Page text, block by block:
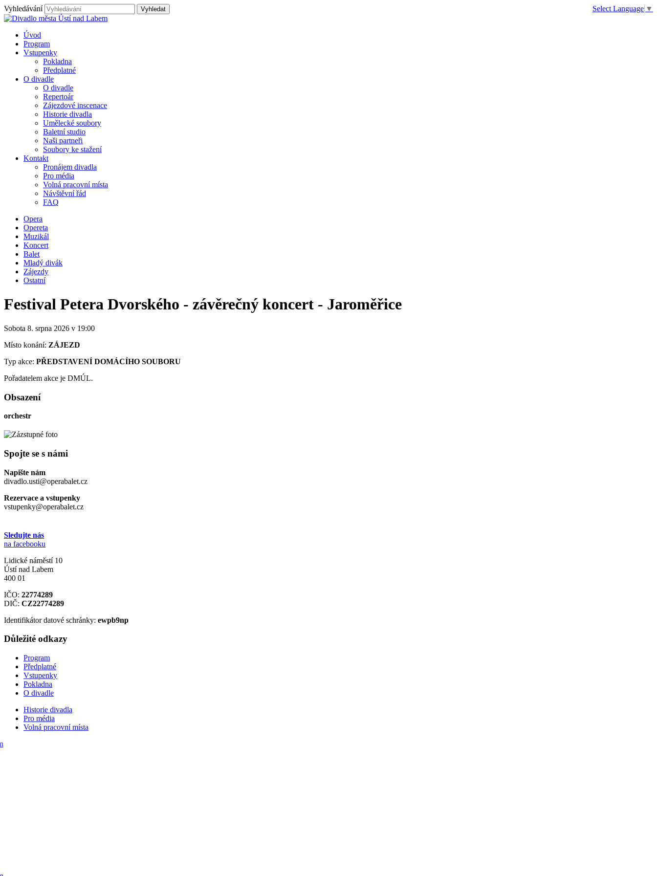
Vyhledávání
Úvod
Program
Vstupenky
Pokladna
Předplatné
O divadle
O divadle
Repertoár
Zájezdové inscenace
Historie divadla
Umělecké soubory
Baletní studio
Naši partneři
Soubory ke stažení
Kontakt
Pronájem divadla
Pro média
Volná pracovní místa
Návštěvní řád
FAQ
Select Language ▼
Opera
Opereta
Muzikál
Koncert
Balet
Mladý divák
Zájezdy
Ostatní
Festival Petera Dvorského - závěrečný koncert - Jaroměřice
Sobota 8. srpna 2026 v 19:00
Místo konání: ZÁJEZD
Typ akce: PŘEDSTAVENÍ DOMÁCÍHO SOUBORU
Pořadatelem akce je DMÚL.
Obsazení
orchestr
Spojte se s námi
Napište nám
divadlo.usti@operabalet.cz
Rezervace a vstupenky
vstupenky@operabalet.cz
Sledujte nás
na facebooku
Lidické náměstí 10
Ústí nad Labem
400 01
IČO: 22774289
DIČ: CZ22774289
Identifikátor datové schránky: ewpb9np
Důležité odkazy
Program
Předplatné
Vstupenky
Pokladna
O divadle
Historie divadla
Pro média
Volná pracovní místa